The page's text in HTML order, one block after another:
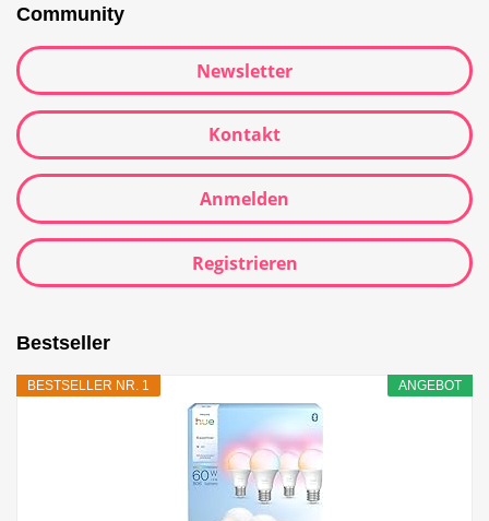
Community
Newsletter
Kontakt
Anmelden
Registrieren
Bestseller
ANGEBOT
BESTSELLER NR. 1